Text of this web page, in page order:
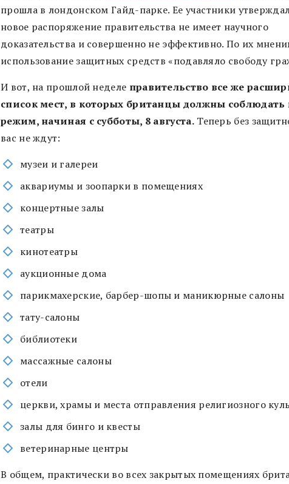
прошла в лондонском Гайд-парке. Ее участники
новое распоряжение правительства не имеет научного
доказательства и совершенно не эффективно. По их
использование защитных средств «подавляло свободу
И вот, на прошлой неделе правительство все же
список мест, в которых британцы должны
режим, начиная с субботы, 8 августа.Теперь без
вас не ждут:
музеи и галереи
аквариумы и зоопарки в помещениях
концертные залы
театры
кинотеатры
аукционные дома
парикмахерские, барбер-шопы и маникюрные салоны
тату-салоны
библиотеки
массажные салоны
отели
церкви, храмы и места отправления религиозного
залы для бинго и квесты
ветеринарные центры
В общем, практически во всех закрытых помещениях